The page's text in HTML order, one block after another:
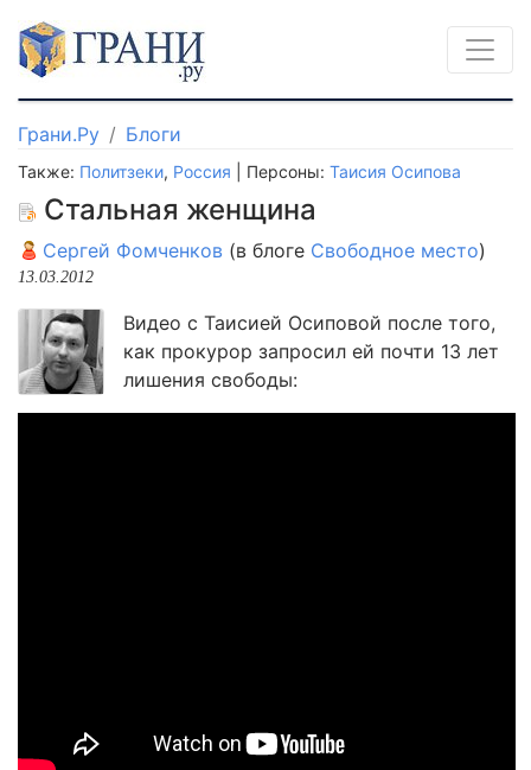
Грани.Ру Блоги
Также: Политзеки, Россия | Персоны: Таисия Осипова
Стальная женщина
Сергей Фомченков (в блоге Свободное место)
13.03.2012
Видео с Таисией Осиповой после того,
как прокурор запросил ей почти 13 лет
лишения свободы: